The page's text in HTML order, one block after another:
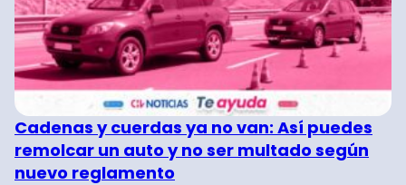
Cadenas y cuerdas ya no van: Así puedes
remolcar un auto y no ser multado según
nuevo reglamento